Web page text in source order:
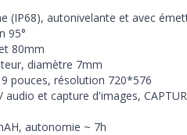
(IP68), autonivelante et avec
95°
80mm
diamètre 7mm
pouces, résolution 720*576
et capture d'images,
autonomie ~ 7h